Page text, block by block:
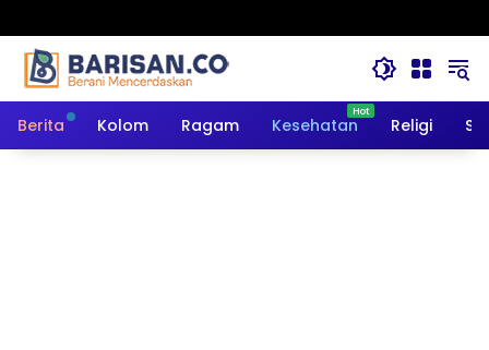
Berita Kolom Ragam Kesehatan Religi